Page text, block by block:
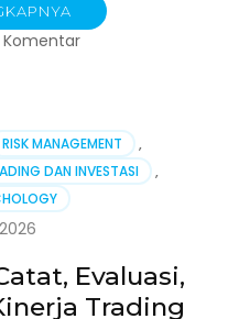
Komentarpada
Digital:
Bagaimana
Teknologi
Berkarya
dan
RISK MANAGEMENT
,
DAN INVESTASI
,
Evaluasi,
Trading